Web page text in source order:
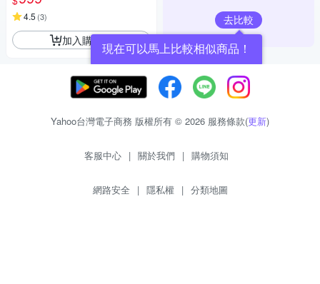
4.5 (3)
加入購物車
去比較
現在可以馬上比較相似商品！
Yahoo台灣電子商務 版權所有 © 2026 服務條款(更新)
客服中心 | 關於我們 | 購物須知
網路安全 | 隱私權 | 分類地圖